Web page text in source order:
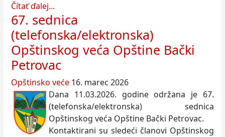
Čítať ďalej...
67. sednica
(telefonska/elektronska)
Opštinskog veća Opštine Bački
Petrovac
Opštinsko veće 16. marec 2026
Dana 11.03.2026. godine održana je 67.
(telefonska/elektronska) sednica
Opštinskog veća Opštine Bački Petrovac.
Kontaktirani su sledeći članovi Opštinskog